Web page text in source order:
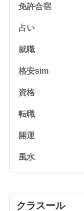
免許合宿
占い
就職
格安sim
資格
転職
開運
風水
クラスール